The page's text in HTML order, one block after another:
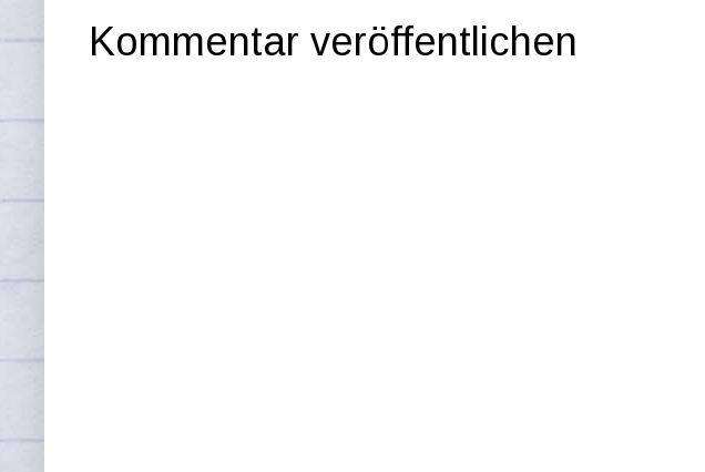
Kommentar veröffentlichen